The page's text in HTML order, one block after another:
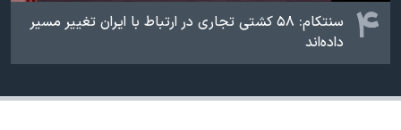
۴
سنتکام: ۵۸ کشتی تجاری در ارتباط با ایران تغییر مسیر
داده‌اند